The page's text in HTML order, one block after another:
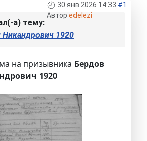
30 янв 2026 14:33 #1
Автор edelezi
а) тему:
1920
на призывника Бердов
1920